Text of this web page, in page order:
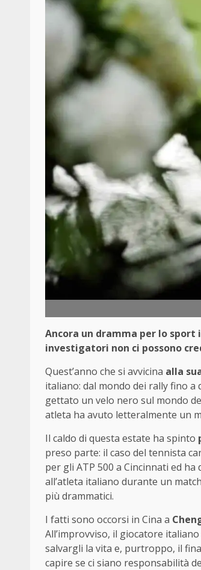
Ancora un dramma per lo sport
investigatori non ci possono
Quest’anno che si avvicina alla
italiano: dal mondo dei rally fino
gettato un velo nero sul mondo
atleta ha avuto letteralmente un
Il caldo di questa estate ha spinto
preso parte: il caso del tennista
per gli ATP 500 a Cincinnati ed
all’atleta italiano durante un
più drammatici.
I fatti sono occorsi in Cina a
All’improvviso, il giocatore
salvargli la vita e, purtroppo, il
capire se ci siano responsabilità